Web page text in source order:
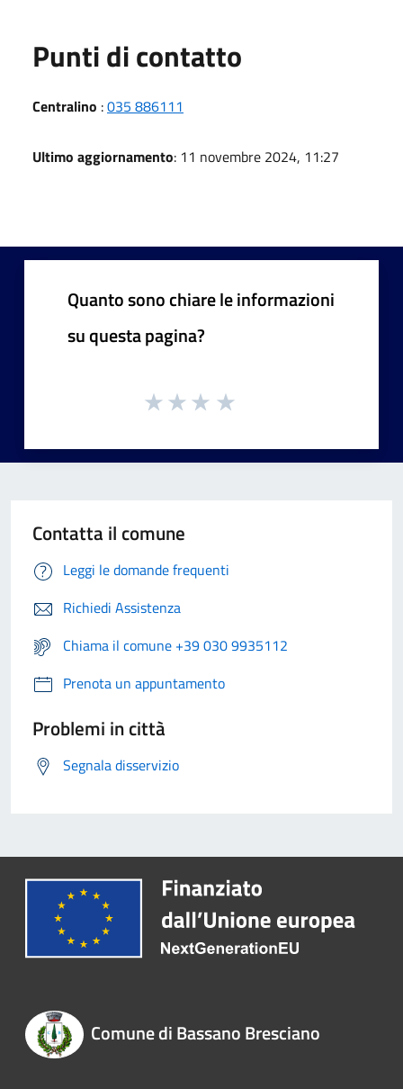
Punti di contatto
Centralino :035 886111
Ultimo aggiornamento: 11 novembre 2024, 11:27
Quanto sono chiare le informazioni
su questa pagina?
Contatta il comune
Leggi le domande frequenti
Richiedi Assistenza
Chiama il comune +39 030 9935112
Prenota un appuntamento
Problemi in città
Segnala disservizio
Comune di Bassano Bresciano